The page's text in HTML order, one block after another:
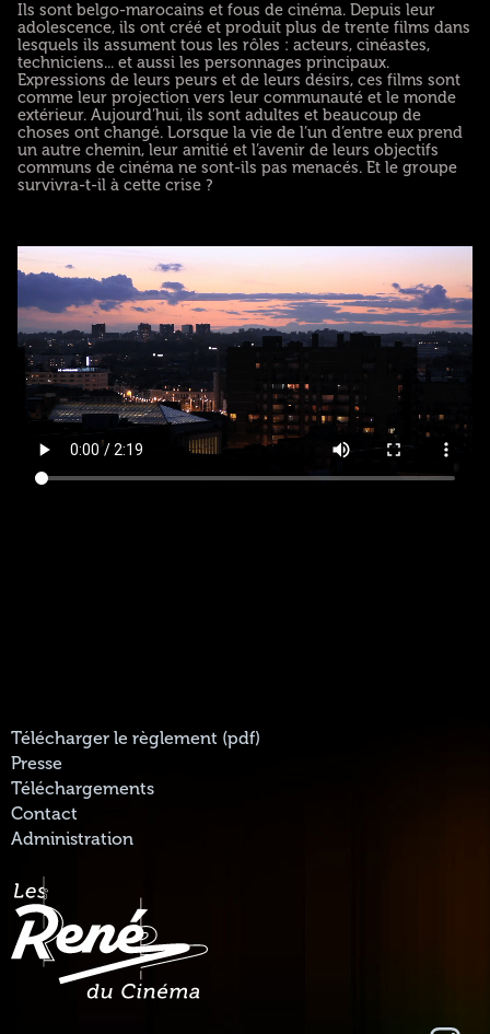
Ils sont belgo-marocains et fous de cinéma. Depuis leur
adolescence, ils ont créé et produit plus de trente films dans
lesquels ils assument tous les rôles : acteurs, cinéastes,
techniciens... et aussi les personnages principaux.
Expressions de leurs peurs et de leurs désirs, ces films sont
comme leur projection vers leur communauté et le monde
extérieur. Aujourd’hui, ils sont adultes et beaucoup de
choses ont changé. Lorsque la vie de l’un d’entre eux prend
un autre chemin, leur amitié et l’avenir de leurs objectifs
communs de cinéma ne sont-ils pas menacés. Et le groupe
survivra-t-il à cette crise ?
Télécharger le règlement (pdf)
Presse
Téléchargements
Contact
Administration